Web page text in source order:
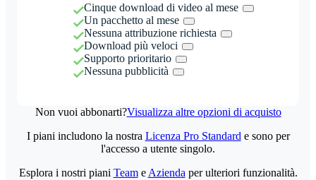
Cinque download di video al mese
Un pacchetto al mese
Nessuna attribuzione richiesta
Download più veloci
Supporto prioritario
Nessuna pubblicità
Non vuoi abbonarti?Visualizza altre opzioni di acquisto
I piani includono la nostra Licenza Pro Standard e sono per
l'accesso a utente singolo.
Esplora i nostri piani Teame Azienda per ulteriori funzionalità.